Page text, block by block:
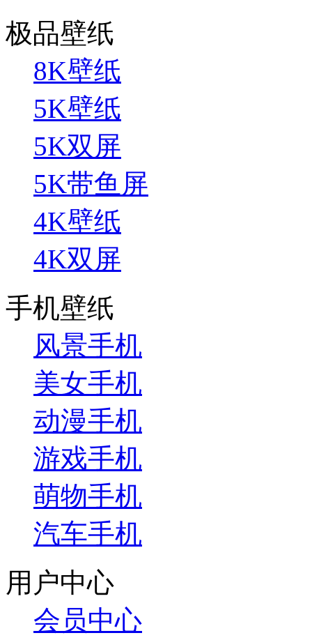
极品壁纸
8K壁纸
5K壁纸
5K双屏
5K带鱼屏
4K壁纸
4K双屏
手机壁纸
风景手机
美女手机
动漫手机
游戏手机
萌物手机
汽车手机
用户中心
会员中心